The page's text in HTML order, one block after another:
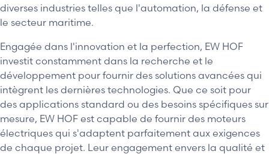
diverses industries telles que l'automation, la défense et
le secteur maritime.
Engagée dans l'innovation et la perfection, EW HOF
investit constamment dans la recherche et le
développement pour fournir des solutions avancées qui
intègrent les dernières technologies. Que ce soit pour
des applications standard ou des besoins spécifiques sur
mesure, EW HOF est capable de fournir des moteurs
électriques qui s'adaptent parfaitement aux exigences
de chaque projet. Leur engagement envers la qualité et